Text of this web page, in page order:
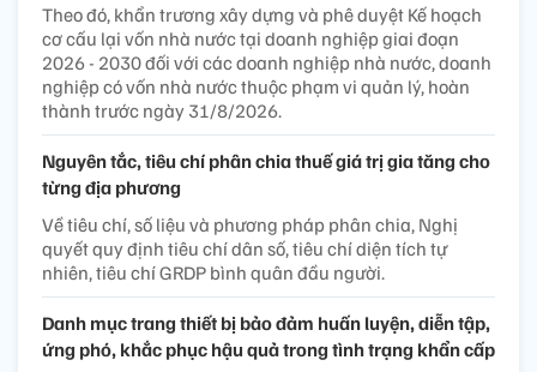
Theo đó, khẩn trương xây dựng và phê duyệt Kế hoạch
cơ cấu lại vốn nhà nước tại doanh nghiệp giai đoạn
2026 - 2030 đối với các doanh nghiệp nhà nước, doanh
nghiệp có vốn nhà nước thuộc phạm vi quản lý, hoàn
thành trước ngày 31/8/2026.
Nguyên tắc, tiêu chí phân chia thuế giá trị gia tăng cho
từng địa phương
Về tiêu chí, số liệu và phương pháp phân chia, Nghị
quyết quy định tiêu chí dân số, tiêu chí diện tích tự
nhiên, tiêu chí GRDP bình quân đầu người.
Danh mục trang thiết bị bảo đảm huấn luyện, diễn tập,
ứng phó, khắc phục hậu quả trong tình trạng khẩn cấp